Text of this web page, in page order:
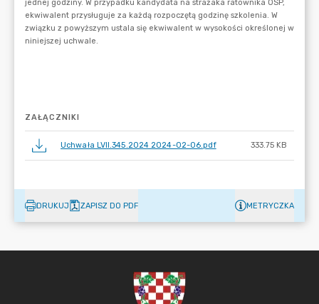
ZAŁĄCZNIKI
Uchwała LVII.345.2024 2024-02-06.pdf 333.75 KB
DRUKUJ ZAPISZ DO PDF METRYCZKA